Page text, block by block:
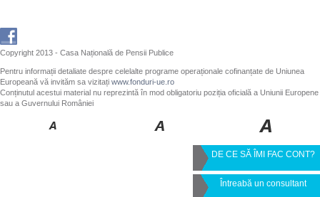
Copyright 2013 - Casa Națională de Pensii Publice
Pentru informații detaliate despre celelalte programe operaționale cofinanțate de Uniunea
Europeană vă invităm sa vizitați www.fonduri-ue.ro
Conținutul acestui material nu reprezintă în mod obligatoriu poziția oficială a Uniunii Europene
sau a Guvernului României
DE CE SĂ ÎMI FAC CONT?
Întreabă un consultant